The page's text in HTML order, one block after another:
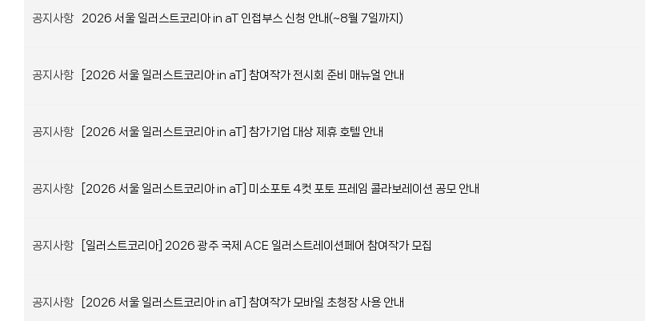
공지사항 2026 서울 일러스트코리아 in aT 인접부스 신청 안내(~8월 7일까지)
공지사항 [2026 서울 일러스트코리아 in aT] 참여작가 전시회 준비 매뉴얼 안내
공지사항 [2026 서울 일러스트코리아 in aT] 참가기업 대상 제휴 호텔 안내
공지사항 [2026 서울 일러스트코리아 in aT] 미소포토 4컷 포토 프레임 콜라보레이션 공모 안내
공지사항 [일러스트코리아] 2026 광주 국제 ACE 일러스트레이션페어 참여작가 모집
공지사항 [2026 서울 일러스트코리아 in aT] 참여작가 모바일 초청장 사용 안내